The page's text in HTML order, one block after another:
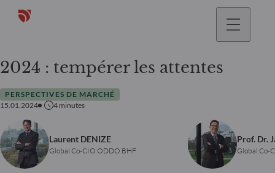
2024 : tempérer les attentes
PERSPECTIVES DE MARCHÉ
15.01.2024
4 minutes
Laurent DENIZE
Global Co-CIO ODDO BHF
Prof. Dr.
Global Co-